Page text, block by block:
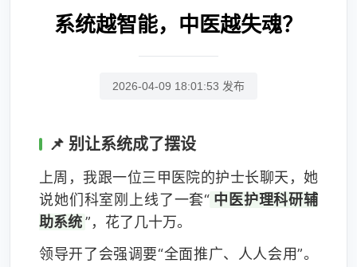
系统越智能，中医越失魂？
2026-04-09 18:01:53 发布
📌 别让系统成了摆设
上周，我跟一位三甲医院的护士长聊天，她
说她们科室刚上线了一套“ 中医护理科研辅
助系统”，花了几十万。
领导开了会强调要“全面推广、人人会用”。